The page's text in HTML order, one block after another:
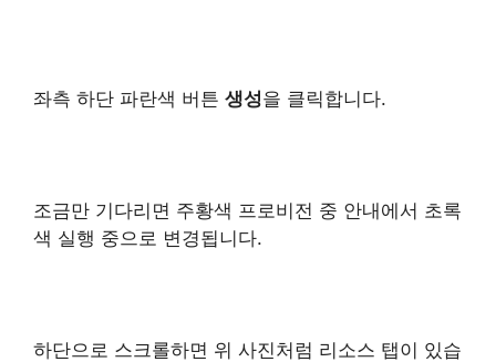
좌측 하단 파란색 버튼 생성을 클릭합니다.
조금만 기다리면 주황색 프로비전 중 안내에서 초록
색 실행 중으로 변경됩니다.
하단으로 스크롤하면 위 사진처럼 리소스 탭이 있습